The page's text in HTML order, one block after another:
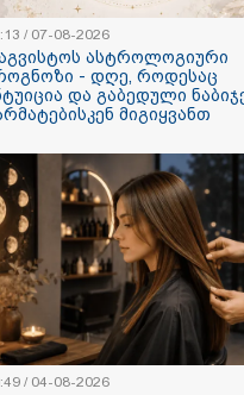
ცოტნესთვის
სახლში
ცხოვრობს
ერთი
არ არის
- ანა
მიგვაჩნია,
გასვენება
მოხდეს, ეს
ისეთი
უნდა
შფოთვა
- დედა
23:13 / 07-
8
/ 07-08-2026
ასტროლოგიური
- დღე, როდესაც
და გაბედული
მიგიყვანთ
/ 04-08-2026